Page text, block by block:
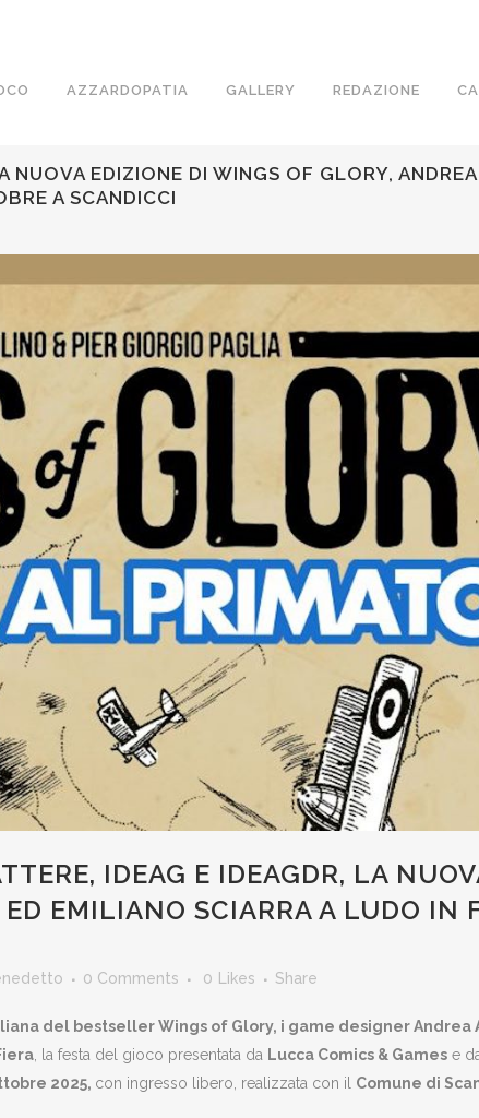
AZZARDOPATIA GALLERY REDAZIONE
EDIZIONE DI WINGS OF GLORY,
A SCANDICCI
IDEAG E IDEAGDR, LA
EMILIANO SCIARRA A LUDO IN
0 Comments 0 Likes Share
del bestseller Wings of Glory, i game designer Andrea
, la festa del gioco presentata da Lucca Comics & Games e
2025, con ingresso libero, realizzata con il Comune di